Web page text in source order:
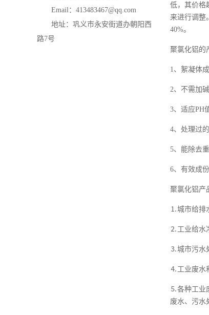
Email：413483467@qq.com
地址：巩义市永安街道办朝阳西
路7号
低，其价格
来进行调整
40%。
聚氯化铝的
1、絮凝体
2、不需加
3、适应PH
4、处理过
5、能除去
6、有效成
聚氯化铝产
⒈城市给排
⒉工业给水
⒊城市污水
⒋工业废水
⒌各种工业
废水、污水